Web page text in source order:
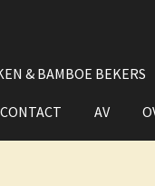
& BAMBOE BEKERS
CONTACT AV